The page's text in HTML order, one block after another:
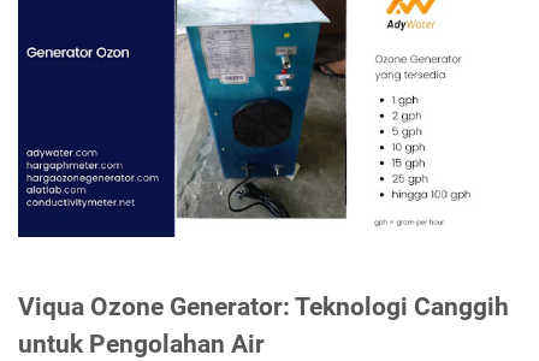
Viqua Ozone Generator: Teknologi Canggih
untuk Pengolahan Air